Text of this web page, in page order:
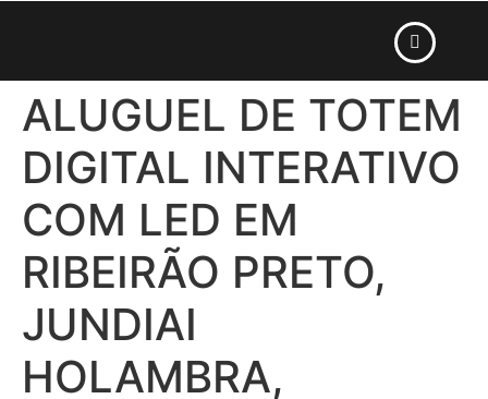
ALUGUEL DE TOTEM
DIGITAL INTERATIVO
COM LED EM
RIBEIRÃO PRETO,
JUNDIAI
HOLAMBRA,